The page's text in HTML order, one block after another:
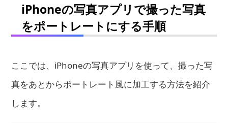
iPhoneの写真アプリで撮った写真
をポートレートにする手順
ここでは、iPhoneの写真アプリを使って、撮った写
真をあとからポートレート風に加工する方法を紹介
します。